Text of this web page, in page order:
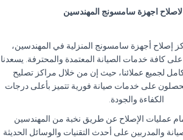
لاصلاح اجهزة سامسونج المهندسين
إصلاح أجهزة سامسونج المنزلية في المهندسين،
كافة خدمات الصيانة المعتمدة والمحترفة. يسعدنا
لجميع عملائنا، حيث إن من خلال مراكز تصليح
على خدمات صيانة فورية تتميز بأعلى درجات
الكفاءة والجودة.
عمليات الإصلاح عن طريق نخبة من المهندسين
والمدربين على أحدث التقنيات والوسائل الحديثة